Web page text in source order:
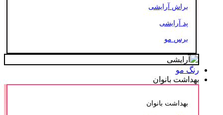
براش آرایشی
پد آرایشی
برس مو
رنگ مو
بهداشت بانوان
بهداشت بانوان